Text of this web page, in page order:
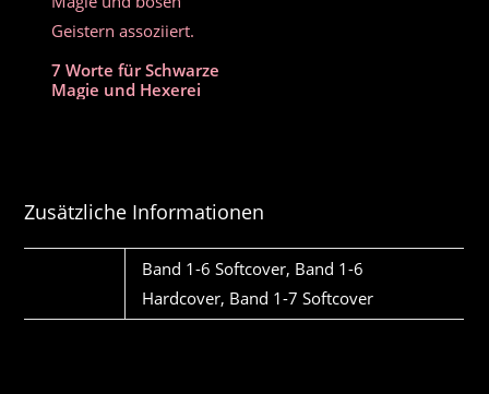
7 Worte für Schwarze
Magie und Hexerei
Zusätzliche Informationen
Band 1-6 Softcover, Band 1-6
Hardcover, Band 1-7 Softcover